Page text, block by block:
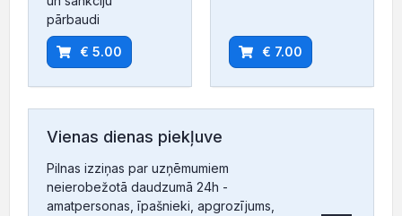
pārbaudi
€ 5.00 € 7.00
Vienas dienas piekļuve
Pilnas izziņas par uzņēmumiem
neierobežotā daudzumā 24h -
amatpersonas, īpašnieki, apgrozījums,